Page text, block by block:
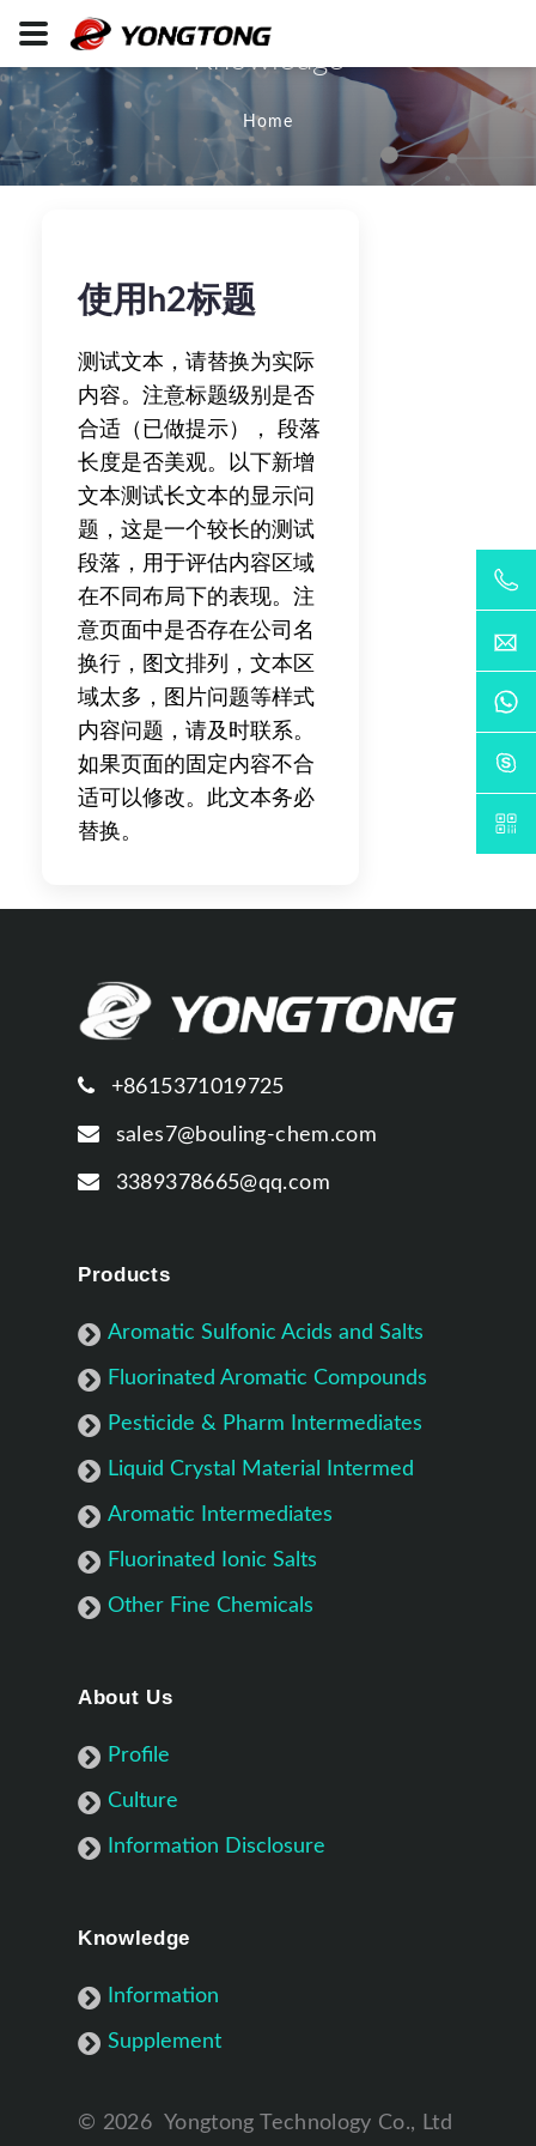
Knowledge
Home
使用h2标题
测试文本，请替换为实际
内容。注意标题级别是否
合适（已做提示）， 段落
长度是否美观。以下新增
文本测试长文本的显示问
题，这是一个较长的测试
段落，用于评估内容区域
在不同布局下的表现。注
意页面中是否存在公司名
换行，图文排列，文本区
域太多，图片问题等样式
内容问题，请及时联系。
如果页面的固定内容不合
适可以修改。此文本务必
替换。
+8615371019725
sales7@bouling-chem.com
3389378665@qq.com
Products
Aromatic Sulfonic Acids and Salts
Fluorinated Aromatic Compounds
Pesticide & Pharm Intermediates
Liquid Crystal Material Intermed
Aromatic Intermediates
Fluorinated Ionic Salts
Other Fine Chemicals
About Us
Profile
Culture
Information Disclosure
Knowledge
Information
Supplement
© 2026 Yongtong Technology Co., Ltd